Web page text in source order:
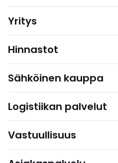
Yritys
Hinnastot
Sähköinen kauppa
Logistiikan palvelut
Vastuullisuus